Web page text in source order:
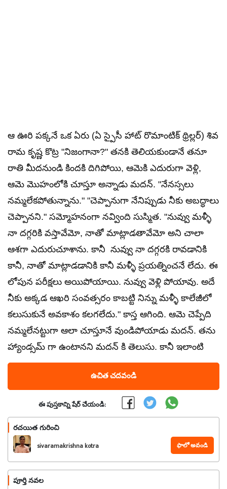
ఆ ఊరి పక్కనే ఒక ఏరు (ఏ స్పైసీ హాట్ రొమాంటిక్ థ్రిల్లర్) శివ
రామ కృష్ణ కొట్ర "నిజంగానా?" తనకి తెలియకుండానే తనూ
రాతి మీదనుండి కిందకి దిగిపోయి, ఆమెకి ఎదురుగా వెళ్లి,
ఆమె మొహంలోకి చూస్తూ అన్నాడు మదన్. "నేనస్సలు
నమ్మలేకపోతున్నాను." "చెప్పానుగా నేనిప్పుడు నీకు అబద్ధాలు
చెప్పానని." సమ్మోహనంగా నవ్వింది సుస్మిత. "నువ్వు మళ్ళీ
నా దగ్గరికి వస్తావేమో, నాతో మాట్లాడతావేమో అని చాలా
ఆశగా ఎదురుచూశాను. కానీ నువ్వు నా దగ్గరకి రావడానికి
కానీ, నాతో మాట్లాడడానికి కానీ మళ్ళీ ప్రయత్నించనే లేదు. ఈ
లోపున పరీక్షలు అయిపోయాయి. నువ్వు వెళ్లి పోయావు. అదే
నీకు అక్కడ ఆఖరి సంవత్సరం కాబట్టి నిన్ను మళ్ళీ కాలేజీలో
కలుసుకునే అవకాశం కలగలేదు." కాస్త ఆగింది. ఆమె చెప్పేది
నమ్మలేనట్టుగా ఆలా చూస్తూనే వుండిపోయాడు మదన్. తను
హ్యాండ్సమ్ గా ఉంటానని మదన్ కి తెలుసు. కానీ ఇలాంటి
ఉచిత చదవండి
ఈ పుస్తకాన్ని షేర్ చేయండి:
రచయిత గురించి
sivaramakrishna kotra ఫాలో అవండి
పూర్తి నవల